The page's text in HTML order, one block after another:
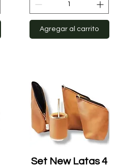
Agregar al carrito
Vista rápida
Set New Latas 4